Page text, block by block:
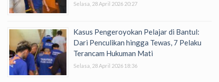
Selasa, 28 April 2026 20:27
Kasus Pengeroyokan Pelajar di Bantul:
Dari Penculikan hingga Tewas, 7 Pelaku
Terancam Hukuman Mati
Selasa, 28 April 2026 18:36